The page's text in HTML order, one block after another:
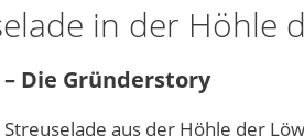
in der Höhle
– Die Gründerstory
aus der Höhle der